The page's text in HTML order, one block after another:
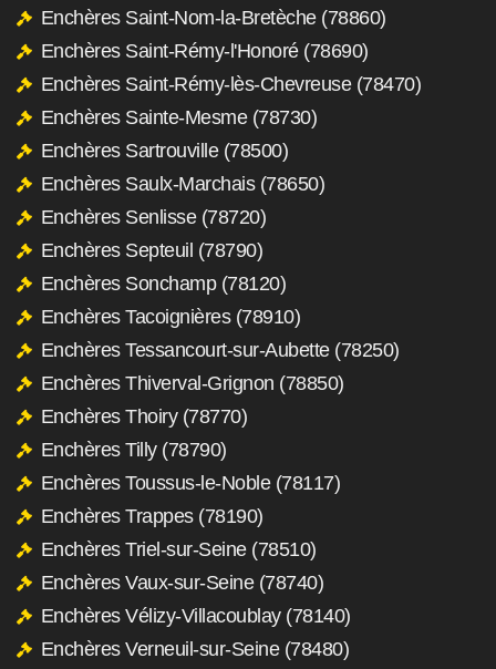
Enchères Saint-Nom-la-Bretèche (78860)
Enchères Saint-Rémy-l'Honoré (78690)
Enchères Saint-Rémy-lès-Chevreuse (78470)
Enchères Sainte-Mesme (78730)
Enchères Sartrouville (78500)
Enchères Saulx-Marchais (78650)
Enchères Senlisse (78720)
Enchères Septeuil (78790)
Enchères Sonchamp (78120)
Enchères Tacoignières (78910)
Enchères Tessancourt-sur-Aubette (78250)
Enchères Thiverval-Grignon (78850)
Enchères Thoiry (78770)
Enchères Tilly (78790)
Enchères Toussus-le-Noble (78117)
Enchères Trappes (78190)
Enchères Triel-sur-Seine (78510)
Enchères Vaux-sur-Seine (78740)
Enchères Vélizy-Villacoublay (78140)
Enchères Verneuil-sur-Seine (78480)